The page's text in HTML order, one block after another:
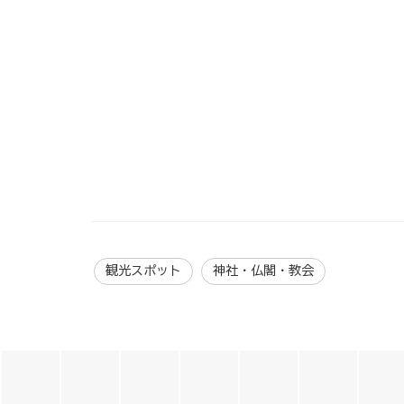
観光スポット 神社・仏閣・教会